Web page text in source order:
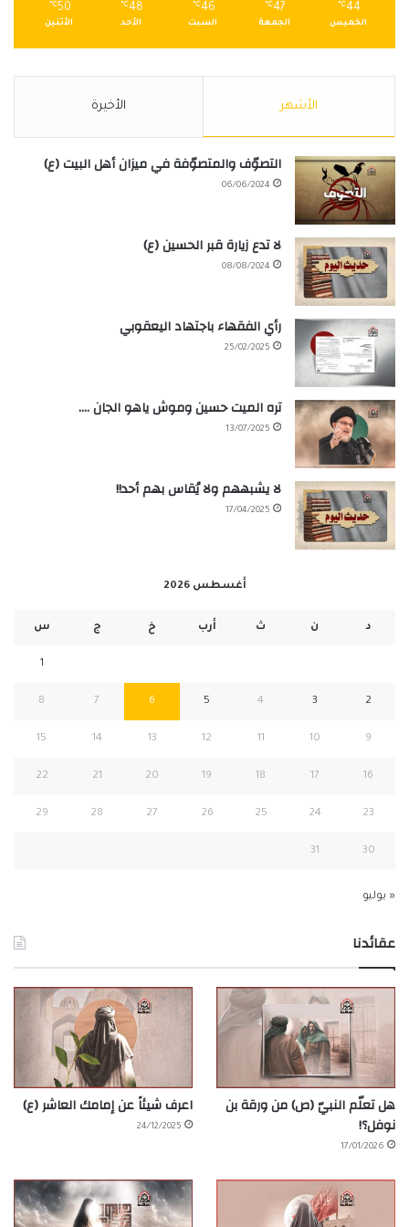
44
℃
الخميس
47
℃
الجمعة
46
℃
السبت
48
℃
الأحد
50
℃
الأثنين
الأشهر الأخيرة
التصوّف والمتصوّفة في ميزان أهل البيت (ع)
06/06/2024
لا تدع زيارة قبر الحسين (ع)
08/08/2024
رأي الفقهاء باجتهاد اليعقوبي
25/02/2025
تره الميت حسين وموش ياهو الجان ….
13/07/2025
لا يشبههم ولا يُقاس بهم أحد!!
17/04/2025
أغسطس 2026
د ن ث أرب خ ج س
1
2
3
4
5
6
7
8
9
10
11
12
13
14
15
16
17
18
19
20
21
22
23
24
25
26
27
28
29
30
31
« يوليو
عقائدنا
هل تعلّم النبيّ (ص) من ورقة بن
نوفل؟!
17/01/2026
اعرف شيئاً عن إمامك العاشر (ع)
24/12/2025